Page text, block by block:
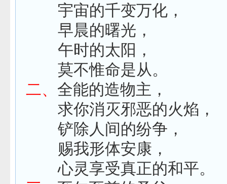
宇宙的千变万化，
早晨的曙光，
午时的太阳，
莫不惟命是从。
二、 全能的造物主，
求你消灭邪恶的火焰，
铲除人间的纷争，
赐我形体安康，
心灵享受真正的和平。